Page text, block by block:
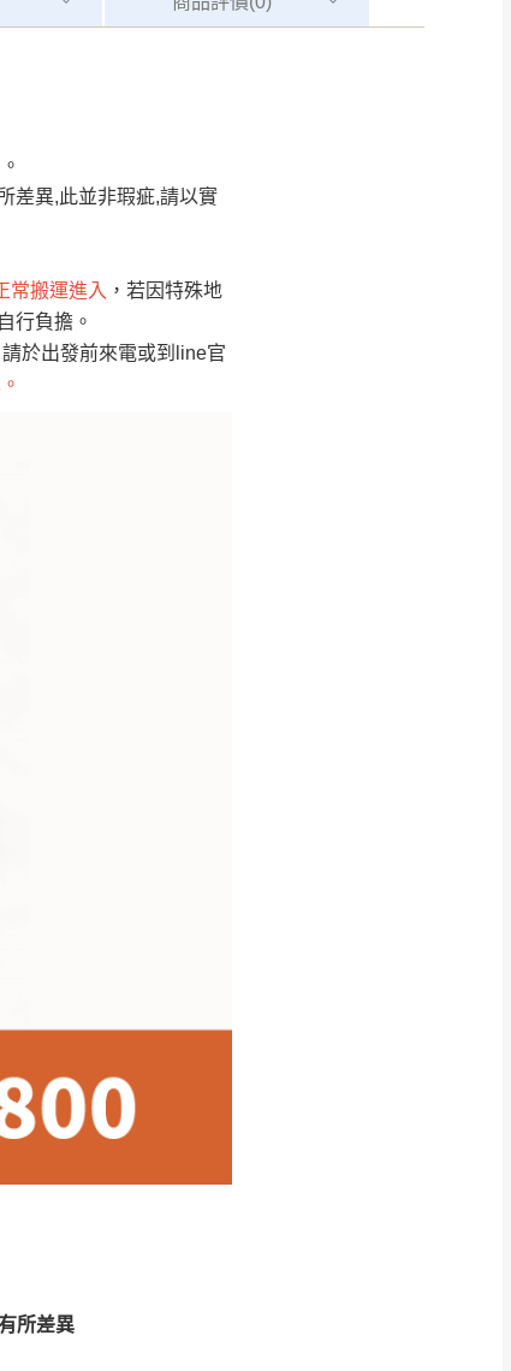
差異,此並非瑕疵,請以實
常搬運進入 ，若因特殊地
行負擔。
於出發前來電或到line官
所差異
復興鄉
、橫山、北埔鄉、尖石
、新店山區、三峽山區、
隆、淡水山區、北投湖山
、通霄山區、西湖、泰安
祖、澎湖地區
客服」來信確
費用將由買方自
機當天到貨前皆
2~7個工作天內
皆由本站負責，
封狀態(請保持商
無法接受退貨。
細尺寸以實品
並須保持商品全新
境不同。若屬人
費者報價，消費
附上圖片